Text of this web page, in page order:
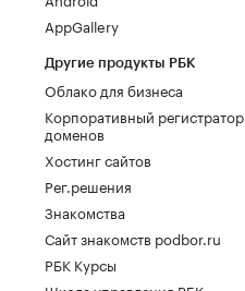
AppGallery
Другие продукты РБК
Облако для бизнеса
Корпоративный регистратор
доменов
Хостинг сайтов
Рег.решения
Знакомства
Сайт знакомств podbor.ru
РБК Курсы